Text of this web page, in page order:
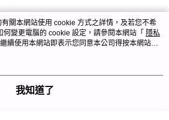
關本網站使用 cookie 方式之詳情，及若您不希
變更電腦的 cookie 設定，請參閱本網站「 隱私
續使用本網站即表示您同意本公司得按本網站使
。
我知道了